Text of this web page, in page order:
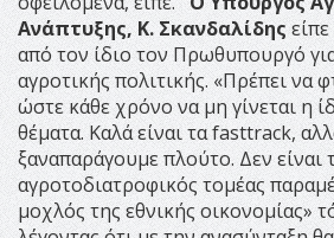
Ανάπτυξης, Κ. Σκανδαλίδης
από τον ίδιο τον Πρωθυπουργό
αγροτικής πολιτικής. «Πρέπει να
ώστε κάθε χρόνο να μη γίνεται η
θέματα. Καλά είναι τα fasttrack,
ξαναπαράγουμε πλούτο. Δεν είναι
αγροτοδιατροφικός τομέας
μοχλός της εθνικής οικονομίας»